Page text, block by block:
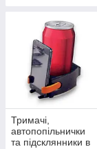
Тримачі,
автопопільнички
та підсклянники в